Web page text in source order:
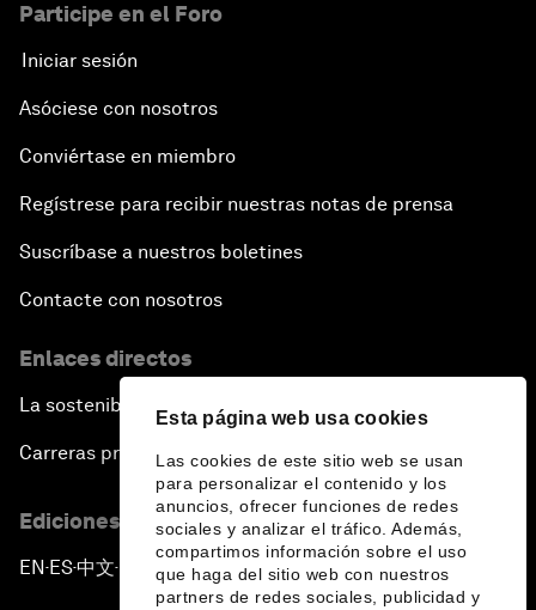
Esta página web usa cookies
Las cookies de este sitio web se usan
para personalizar el contenido y los
anuncios, ofrecer funciones de redes
sociales y analizar el tráfico. Además,
compartimos información sobre el uso
que haga del sitio web con nuestros
partners de redes sociales, publicidad y
Participe en el Foro
Iniciar sesión
Asóciese con nosotros
Conviértase en miembro
Regístrese para recibir nuestras notas de prensa
Suscríbase a nuestros boletines
Contacte con nosotros
Enlaces directos
La sostenibilidad en el Foro
Carreras profesionales
Ediciones en otros idiomas
EN ▪ ES▪中文▪ 日本語